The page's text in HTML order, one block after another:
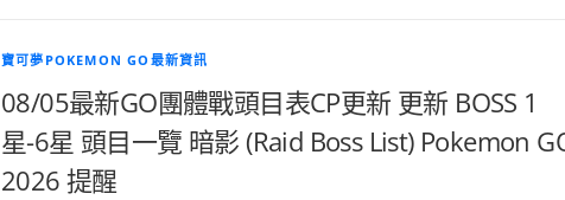
寶可夢POKEMON GO最新資訊
08/05最新GO團體戰頭目表CP更新 更新 BOSS 1
星-6星 頭目一覽 暗影 (Raid Boss List) Pokemon
2026 提醒